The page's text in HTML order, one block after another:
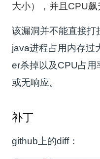
大小），并且CPU飙
该漏洞并不能直接
java进程占用内存过
er杀掉以及CPU占用
或无响应。
补丁
github上的diff：